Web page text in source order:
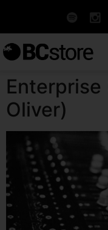
Enterprise
Oliver)